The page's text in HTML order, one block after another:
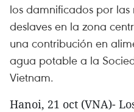
los damnificados por las
deslaves en la zona
una contribución en
agua potable a la
Vietnam.
Hanoi, 21 oct (VNA)-